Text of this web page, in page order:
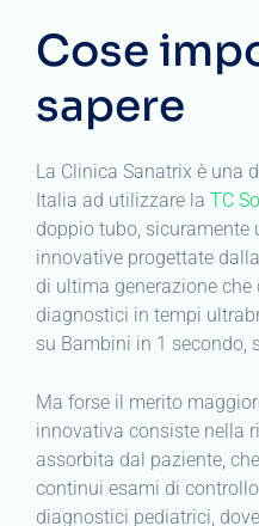
Cose
sapere
La Clinica Sanatrix è una
Italia ad utilizzare la TC
doppio tubo, sicuramente
innovative progettate
di ultima generazione
diagnostici in tempi
su Bambini in 1 secondo,
Ma forse il merito
innovativa consiste nella
assorbita dal paziente,
continui esami di
diagnostici pediatrici,